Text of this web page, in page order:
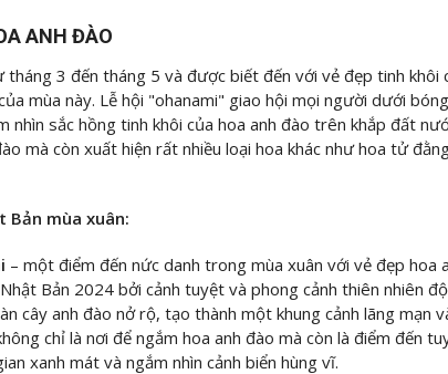
ANH ĐÀO
3 đến tháng 5 và được biết đến với vẻ đẹp tinh khôi
mùa này. Lễ hội "ohanami" giao hội mọi người dưới
nhìn sắc hồng tinh khôi của hoa anh đào trên khắp đất
mà còn xuất hiện rất nhiều loại hoa khác như hoa tử
Bản mùa xuân:
– một điểm đến nức danh trong mùa xuân với vẻ đẹp hoa
Bản 2024 bởi cảnh tuyệt và phong cảnh thiên nhiên
cây anh đào nở rộ, tạo thành một khung cảnh lãng mạn
chỉ là nơi để ngắm hoa anh đào mà còn là điểm đến
xanh mát và ngắm nhìn cảnh biển hùng vĩ.